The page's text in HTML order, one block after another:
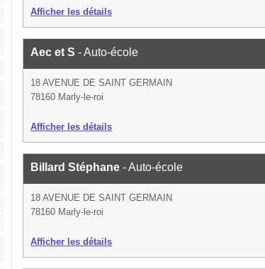
Afficher les détails
Aec et S - Auto-école
18 AVENUE DE SAINT GERMAIN
78160 Marly-le-roi
Afficher les détails
Billard Stéphane - Auto-école
18 AVENUE DE SAINT GERMAIN
78160 Marly-le-roi
Afficher les détails